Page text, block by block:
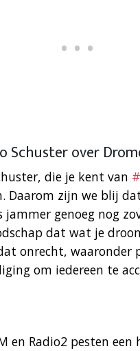
Schuster over
die je kent van
Daarom zijn we blij
genoeg nog
dat wat je
onrecht, waaronder
om iedereen te
en Radio2 pesten een